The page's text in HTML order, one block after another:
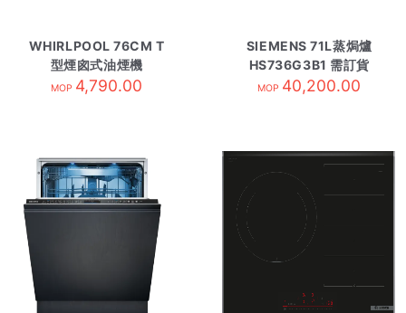
WHIRLPOOL 76CM T
型煙囪式油煙機
AKR4071/IX
MOP 4,790.00
SIEMENS 71L蒸焗爐
HS736G3B1 需訂貨
MOP 40,200.00